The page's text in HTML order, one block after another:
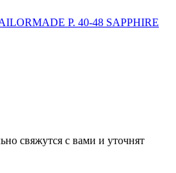
Р. 40-48 SAPPHIRE
свяжутся с вами и уточнят